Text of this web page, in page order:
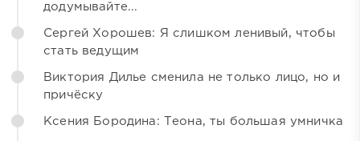
додумывайте...
Сергей Хорошев: Я слишком ленивый, чтобы
стать ведущим
Виктория Дилье сменила не только лицо, но и
причёску
Ксения Бородина: Теона, ты большая умничка